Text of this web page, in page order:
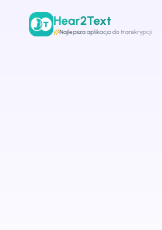
Hear2Text
Najlepsza aplikacja do transkrypcji